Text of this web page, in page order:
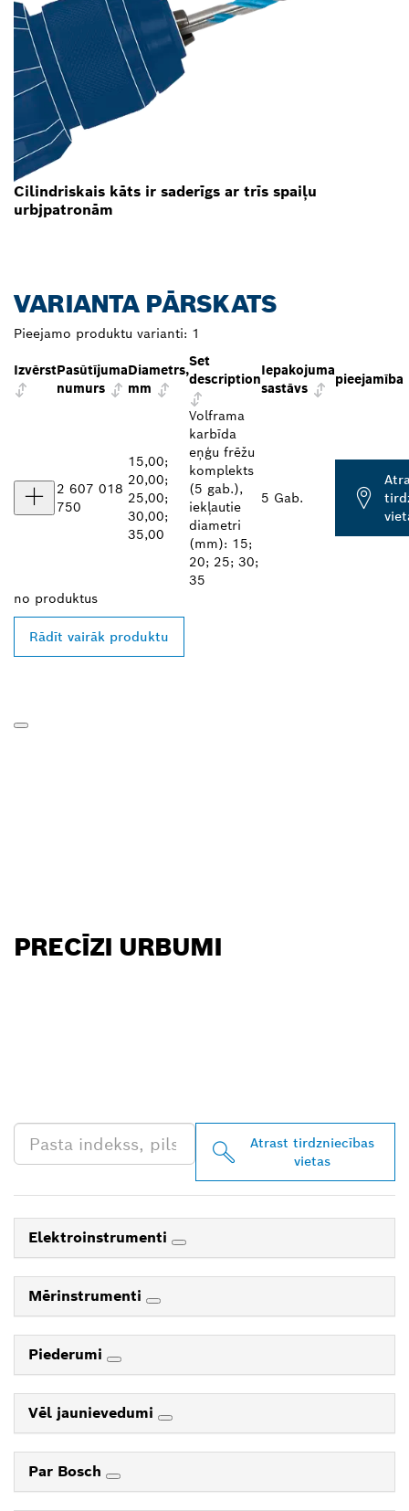
Cilindriskais kāts ir saderīgs ar trīs spaiļu
urbjpatronām
VARIANTA PĀRSKATS
Pieejamo produktu varianti: 1
IzvērstPasūtījuma
numurs
Diametrs,
mm
Set
description
Iepakojuma
sastāvs
pieejamība
2 607 018
750
15,00;
20,00;
25,00;
30,00;
35,00
Volframa
karbīda
eņģu frēžu
komplekts
(5 gab.),
iekļautie
diametri
(mm): 15;
20; 25; 30;
35
5 Gab.
no produktus
Rādīt vairāk produktu
PRECĪZI URBUMI
Atrast tirdzniecības
vietas
Elektroinstrumenti
Mērinstrumenti
Piederumi
Vēl jaunievedumi
Par Bosch